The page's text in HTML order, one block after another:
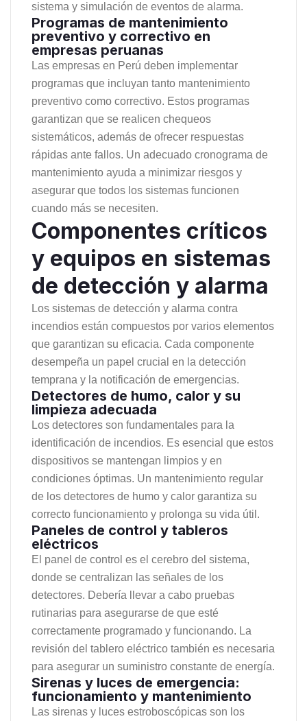
sistema y simulación de eventos de alarma.
Programas de mantenimiento
preventivo y correctivo en
empresas peruanas
Las empresas en Perú deben implementar
programas que incluyan tanto mantenimiento
preventivo como correctivo. Estos programas
garantizan que se realicen chequeos
sistemáticos, además de ofrecer respuestas
rápidas ante fallos. Un adecuado cronograma de
mantenimiento ayuda a minimizar riesgos y
asegurar que todos los sistemas funcionen
cuando más se necesiten.
Componentes críticos
y equipos en sistemas
de detección y alarma
Los sistemas de detección y alarma contra
incendios están compuestos por varios elementos
que garantizan su eficacia. Cada componente
desempeña un papel crucial en la detección
temprana y la notificación de emergencias.
Detectores de humo, calor y su
limpieza adecuada
Los detectores son fundamentales para la
identificación de incendios. Es esencial que estos
dispositivos se mantengan limpios y en
condiciones óptimas. Un mantenimiento regular
de los detectores de humo y calor garantiza su
correcto funcionamiento y prolonga su vida útil.
Paneles de control y tableros
eléctricos
El panel de control es el cerebro del sistema,
donde se centralizan las señales de los
detectores. Debería llevar a cabo pruebas
rutinarias para asegurarse de que esté
correctamente programado y funcionando. La
revisión del tablero eléctrico también es necesaria
para asegurar un suministro constante de energía.
Sirenas y luces de emergencia:
funcionamiento y mantenimiento
Las sirenas y luces estroboscópicas son los